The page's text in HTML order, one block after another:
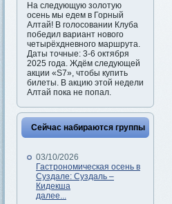
На следующую золотую
осень мы едем в Горный
Алтай! В голосовании Клуба
победил вариант нового
четырёхдневного маршрута.
Даты точные: 3-6 октября
2025 года. Ждём следующей
акции «S7», чтобы купить
билеты. В акцию этой недели
Алтай пока не попал.
Сейчас набираются группы
03/10/2026
Гастрономическая осень в
Суздале: Суздаль –
Кидекша
далее...